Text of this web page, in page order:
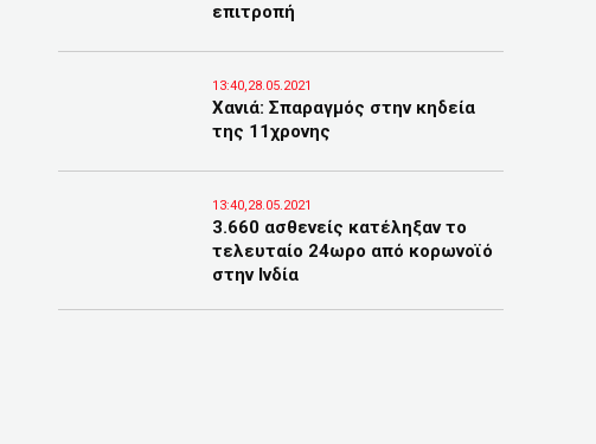
επιτροπή
13:40,28.05.2021
Χανιά: Σπαραγμός στην κηδεία
της 11χρονης
13:40,28.05.2021
3.660 ασθενείς κατέληξαν το
τελευταίο 24ωρο από κορωνοϊό
στην Ινδία